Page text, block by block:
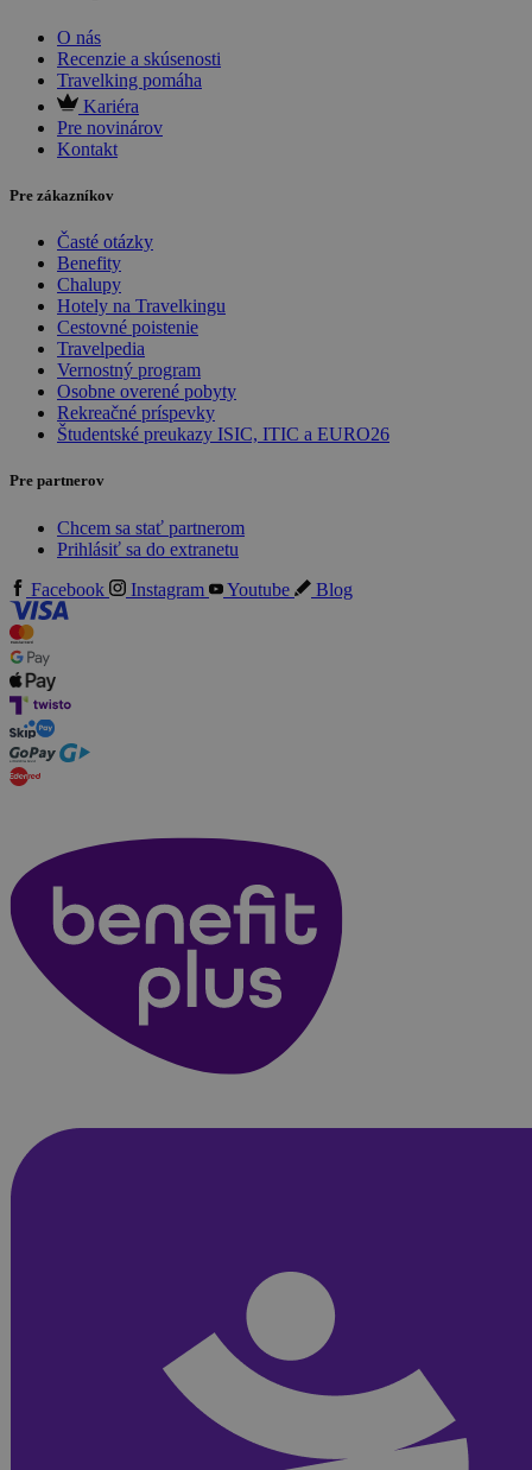
O nás
Recenzie a skúsenosti
Travelking pomáha
Kariéra
Pre novinárov
Kontakt
Pre zákazníkov
Časté otázky
Benefity
Chalupy
Hotely na Travelkingu
Cestovné poistenie
Travelpedia
Vernostný program
Osobne overené pobyty
Rekreačné príspevky
Študentské preukazy ISIC, ITIC a EURO26
Pre partnerov
Chcem sa stať partnerom
Prihlásiť sa do extranetu
Facebook
Instagram Youtube Blog